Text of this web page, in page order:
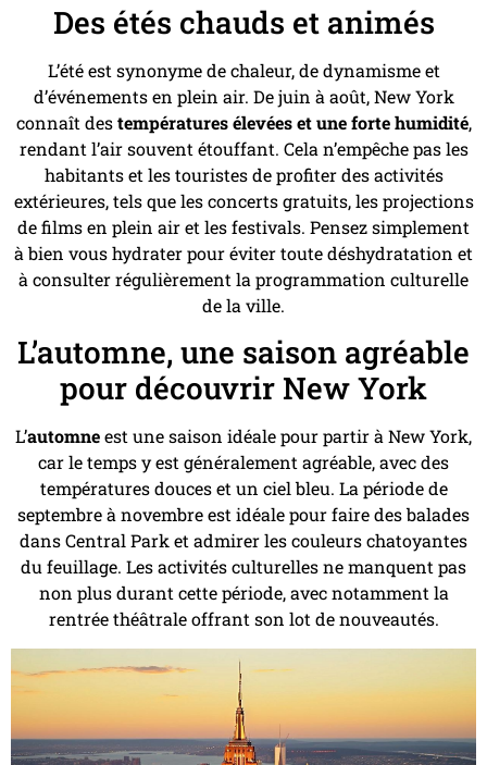
Des étés chauds et animés
L’été est synonyme de chaleur, de dynamisme et
d’événements en plein air. De juin à août, New York
connaît destempératures élevées et une forte humidité,
rendant l’air souvent étouffant. Cela n’empêche pas les
habitants et les touristes de profiter des activités
extérieures, tels que les concerts gratuits, les projections
de films en plein air et les festivals. Pensez simplement
à bien vous hydrater pour éviter toute déshydratation et
à consulter régulièrement la programmation culturelle
de la ville.
L’automne, une saison agréable
pour découvrir New York
L’automneest une saison idéale pour partir à New York,
car le temps y est généralement agréable, avec des
températures douces et un ciel bleu. La période de
septembre à novembre est idéale pour faire des balades
dans Central Park et admirer les couleurs chatoyantes
du feuillage. Les activités culturelles ne manquent pas
non plus durant cette période, avec notamment la
rentrée théâtrale offrant son lot de nouveautés.